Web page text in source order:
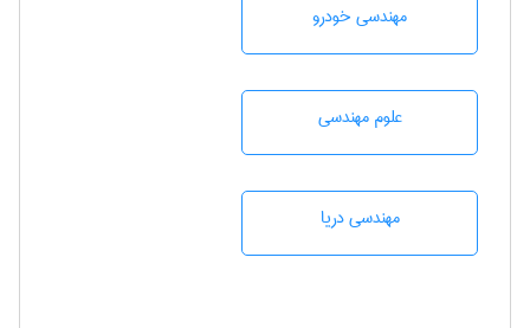
مهندسی خودرو
علوم مهندسی
مهندسی دریا